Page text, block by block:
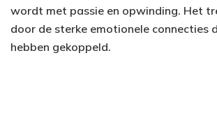
wordt met passie en opwinding. Het
door de sterke emotionele connecties
hebben gekoppeld.